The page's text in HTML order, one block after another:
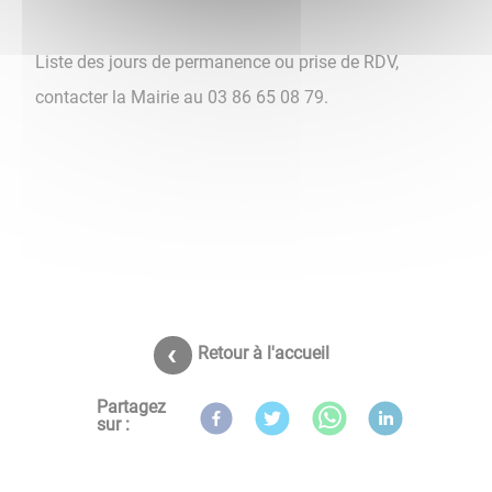
Liste des jours de permanence ou prise de RDV,
contacter la Mairie au 03 86 65 08 79.
Retour à l'accueil
Partagez
sur :